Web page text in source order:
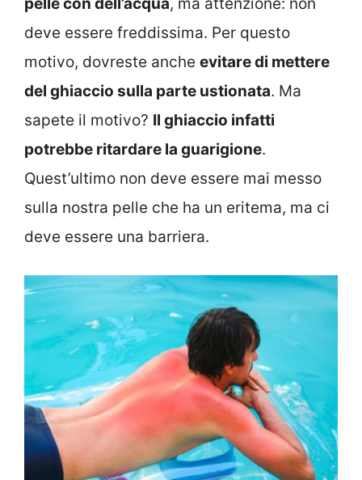
pelle con dell’acqua, ma attenzione: non
deve essere freddissima. Per questo
motivo, dovreste anche evitare di mettere
del ghiaccio sulla parte ustionata. Ma
sapete il motivo? Il ghiaccio infatti
potrebbe ritardare la guarigione.
Quest’ultimo non deve essere mai messo
sulla nostra pelle che ha un eritema, ma ci
deve essere una barriera.